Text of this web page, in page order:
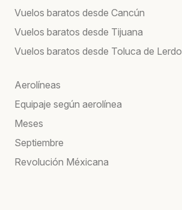
Vuelos baratos desde Cancún
Vuelos baratos desde Tijuana
Vuelos baratos desde Toluca de Lerdo
Aerolíneas
Equipaje según aerolínea
Meses
Septiembre
Revolución Méxicana